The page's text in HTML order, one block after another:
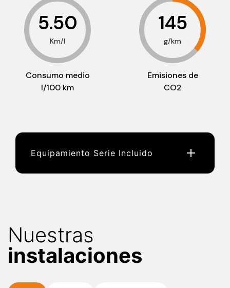
5.50
Km/l
Consumo medio
l/100 km
145
g/km
Emisiones de
CO2
Equipamiento Serie Incluido
Nuestras
instalaciones